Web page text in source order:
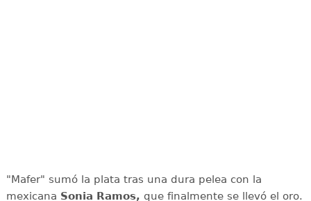
"Mafer" sumó la plata tras una dura pelea con la
mexicana Sonia Ramos, que finalmente se llevó el oro.